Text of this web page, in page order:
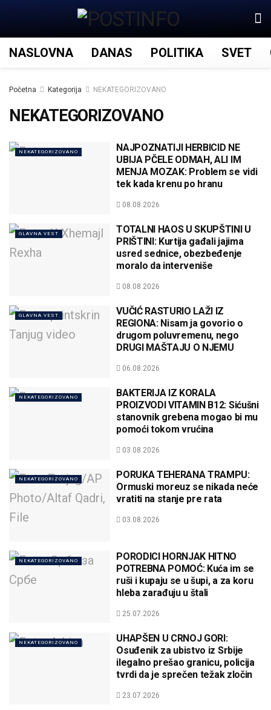
NASLOVNA DANAS POLITIKA SVET
Početna Kategorija NEKATEGORIZOVANO
NEKATEGORIZOVANO
NEKATEGORIZOVANO
NAJPOZNATIJI HERBICID NE
UBIJA PČELE ODMAH, ALI IM
MENJA MOZAK: Problem se vidi
tek kada krenu po hranu
08.08.2026
GLAVNA VEST
TOTALNI HAOS U SKUPŠTINI U
PRIŠTINI: Kurtija gađali jajima
usred sednice, obezbeđenje
moralo da interveniše
08.08.2026
GLAVNA VEST
VUČIĆ RASTURIO LAŽI IZ
REGIONA: Nisam ja govorio o
drugom poluvremenu, nego
DRUGI MAŠTAJU O NJEMU
06.08.2026
NEKATEGORIZOVANO
BAKTERIJA IZ KORALA
PROIZVODI VITAMIN B12: Sićušni
stanovnik grebena mogao bi mu
pomoći tokom vrućina
03.08.2026
NEKATEGORIZOVANO
PORUKA TEHERANA TRAMPU:
Ormuski moreuz se nikada neće
vratiti na stanje pre rata
03.08.2026
NEKATEGORIZOVANO
PORODICI HORNJAK HITNO
POTREBNA POMOĆ: Kuća im se
ruši i kupaju se u šupi, a za koru
hleba zarađuju u štali
25.07.2026
NEKATEGORIZOVANO
UHAPŠEN U CRNOJ GORI:
Osuđenik za ubistvo iz Srbije
ilegalno prešao granicu, policija
tvrdi da je sprečen težak zločin
23.07.2026